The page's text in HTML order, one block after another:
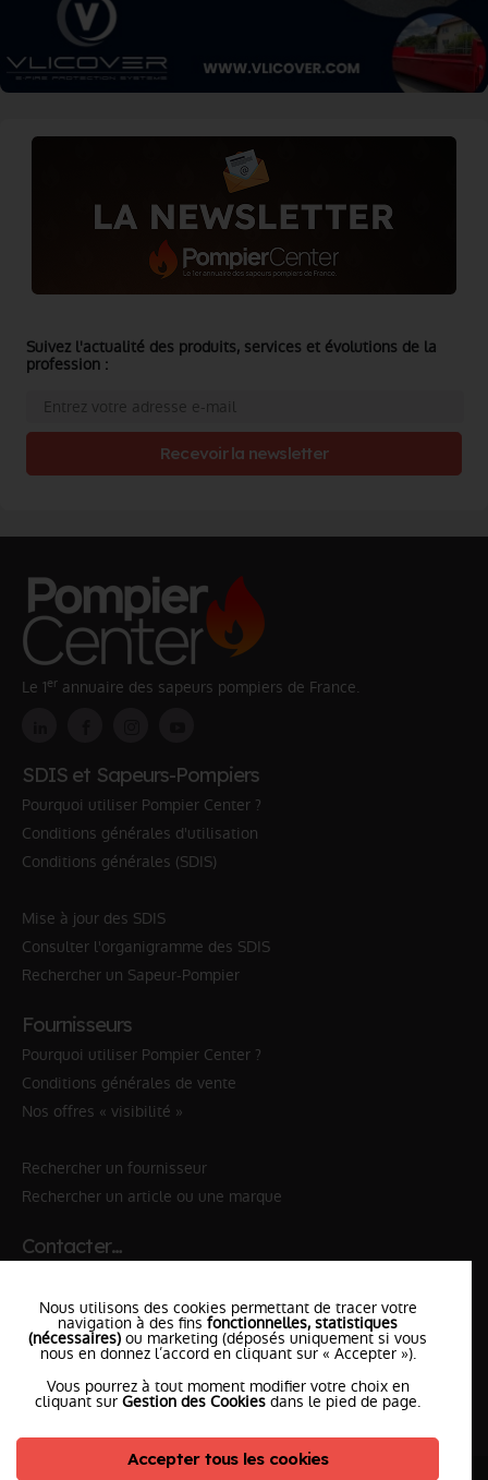
Suivez l'actualité des produits, services et évolutions de la
profession :
Recevoir la newsletter
Le 1er annuaire des sapeurs pompiers de France.
SDIS et Sapeurs-Pompiers
Pourquoi utiliser Pompier Center ?
Conditions générales d'utilisation
Conditions générales (SDIS)
Mise à jour des SDIS
Consulter l'organigramme des SDIS
Rechercher un Sapeur-Pompier
Fournisseurs
Pourquoi utiliser Pompier Center ?
Conditions générales de vente
Nos offres « visibilité »
Rechercher un fournisseur
Rechercher un article ou une marque
Contacter…
✆ 18№National Sapeurs-Pompiers
le SDISle plus proche
l'équipePompierCenter
Nous utilisons des cookies permettant de tracer votre
navigation à des fins fonctionnelles, statistiques
(nécessaires) ou marketing (déposés uniquement si vous
nous en donnez l’accord en cliquant sur « Accepter »).
Vous pourrez à tout moment modifier votre choix en
cliquant sur Gestion des Cookies dans le pied de page.
Accepter tous les cookies